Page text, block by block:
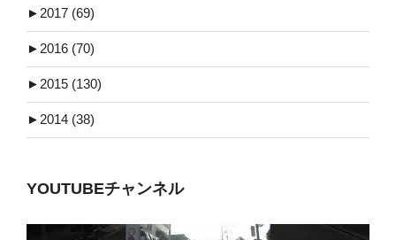
► 2017 (69)
► 2016 (70)
► 2015 (130)
► 2014 (38)
YOUTUBEチャンネル